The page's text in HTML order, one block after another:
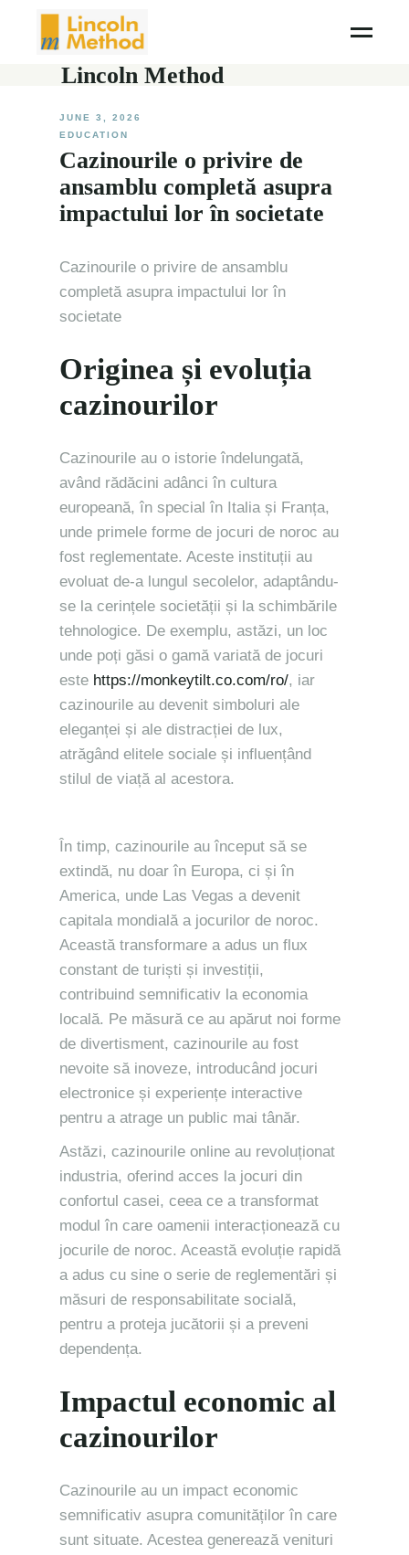
Lincoln Method
JUNE 3, 2026
EDUCATION
Cazinourile o privire de
ansamblu completă asupra
impactului lor în societate
Cazinourile o privire de ansamblu
completă asupra impactului lor în
societate
Originea și evoluția
cazinourilor
Cazinourile au o istorie îndelungată,
având rădăcini adânci în cultura
europeană, în special în Italia și Franța,
unde primele forme de jocuri de noroc au
fost reglementate. Aceste instituții au
evoluat de-a lungul secolelor, adaptându-
se la cerințele societății și la schimbările
tehnologice. De exemplu, astăzi, un loc
unde poți găsi o gamă variată de jocuri
este https://monkeytilt.co.com/ro/, iar
cazinourile au devenit simboluri ale
eleganței și ale distracției de lux,
atrăgând elitele sociale și influențând
stilul de viață al acestora.
În timp, cazinourile au început să se
extindă, nu doar în Europa, ci și în
America, unde Las Vegas a devenit
capitala mondială a jocurilor de noroc.
Această transformare a adus un flux
constant de turiști și investiții,
contribuind semnificativ la economia
locală. Pe măsură ce au apărut noi forme
de divertisment, cazinourile au fost
nevoite să inoveze, introducând jocuri
electronice și experiențe interactive
pentru a atrage un public mai tânăr.
Astăzi, cazinourile online au revoluționat
industria, oferind acces la jocuri din
confortul casei, ceea ce a transformat
modul în care oamenii interacționează cu
jocurile de noroc. Această evoluție rapidă
a adus cu sine o serie de reglementări și
măsuri de responsabilitate socială,
pentru a proteja jucătorii și a preveni
dependența.
Impactul economic al
cazinourilor
Cazinourile au un impact economic
semnificativ asupra comunităților în care
sunt situate. Acestea generează venituri